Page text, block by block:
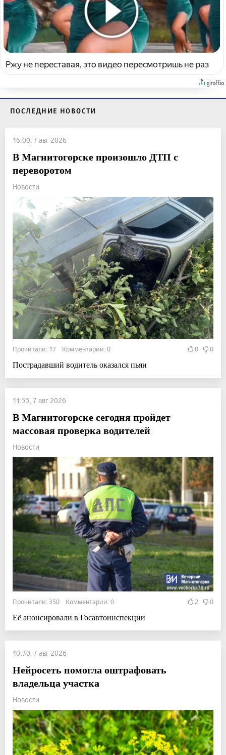
Ржу не переставая, это видео пересмотришь не раз
ПОСЛЕДНИЕ НОВОСТИ
16:00, 7 авг 2026
В Магнитогорске произошло ДТП с
переворотом
Новости
Прочитали: 17 Комментарии: 0 0 0
Пострадавший водитель оказался пьян
11:55, 7 авг 2026
В Магнитогорске сегодня пройдет
массовая проверка водителей
Новости
Прочитали: 350 Комментарии: 0 2 0
Её анонсировали в Госавтоинспекции
10:30, 7 авг 2026
Нейросеть помогла оштрафовать
владельца участка
Новости